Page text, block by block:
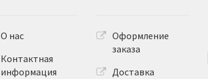
О нас
Контактная
информация
Оформление
заказа
Доставка